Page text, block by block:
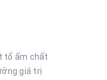
tổ ấm chất
giá trị